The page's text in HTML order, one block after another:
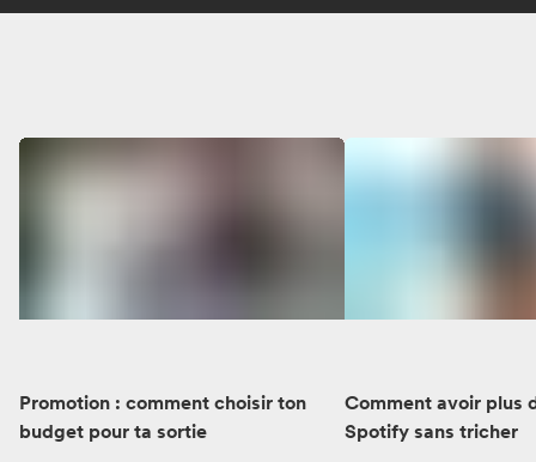
Promotion : comment choisir ton
budget pour ta sortie
Comment avoir plus
Spotify sans tricher